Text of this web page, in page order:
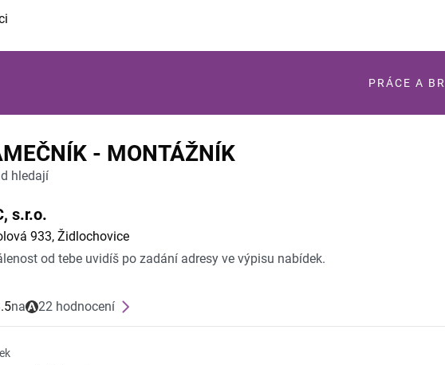
PRÁCE A
- MONTÁŽNÍK
hledají
s.r.o.
933, Židlochovice
od tebe uvidíš po zadání adresy ve výpisu nabídek.
na 22 hodnocení